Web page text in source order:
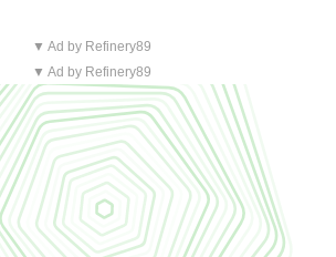
▼ Ad by Refinery89
▼ Ad by Refinery89